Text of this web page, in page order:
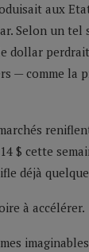
aux
Selon un
dollar
— comme la
$ cette
déjà
à accélérer.